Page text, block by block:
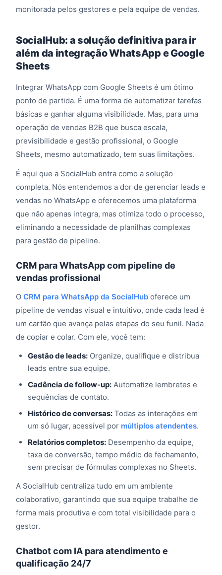
monitorada pelos gestores e pela equipe de vendas.
SocialHub: a solução definitiva para ir
além da integração WhatsApp e Google
Sheets
Integrar WhatsApp com Google Sheets é um ótimo
ponto de partida. É uma forma de automatizar tarefas
básicas e ganhar alguma visibilidade. Mas, para uma
operação de vendas B2B que busca escala,
previsibilidade e gestão profissional, o Google
Sheets, mesmo automatizado, tem suas limitações.
É aqui que a SocialHub entra como a solução
completa. Nós entendemos a dor de gerenciar leads e
vendas no WhatsApp e oferecemos uma plataforma
que não apenas integra, mas otimiza todo o processo,
eliminando a necessidade de planilhas complexas
para gestão de pipeline.
CRM para WhatsApp com pipeline de
vendas profissional
O CRM para WhatsApp da SocialHub oferece um
pipeline de vendas visual e intuitivo, onde cada lead é
um cartão que avança pelas etapas do seu funil. Nada
de copiar e colar. Com ele, você tem:
Gestão de leads: Organize, qualifique e distribua
leads entre sua equipe.
Cadência de follow-up: Automatize lembretes e
sequências de contato.
Histórico de conversas: Todas as interações em
um só lugar, acessível por múltiplos atendentes.
Relatórios completos: Desempenho da equipe,
taxa de conversão, tempo médio de fechamento,
sem precisar de fórmulas complexas no Sheets.
A SocialHub centraliza tudo em um ambiente
colaborativo, garantindo que sua equipe trabalhe de
forma mais produtiva e com total visibilidade para o
gestor.
Chatbot com IA para atendimento e
qualificação 24/7